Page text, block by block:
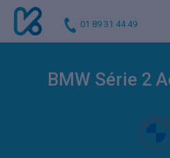
01 89 31 44 49
BMW Série 2